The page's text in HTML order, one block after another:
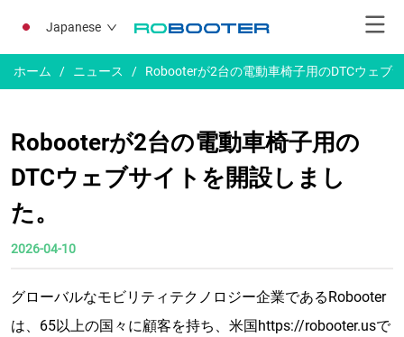
Japanese
ホーム / ニュース / Robooterが2台の電動車椅子用のDTCウェブ
Robooterが2台の電動車椅子用の
DTCウェブサイトを開設しまし
た。
2026-04-10
グローバルなモビリティテクノロジー企業であるRobooter
は、65以上の国々に顧客を持ち、米国https://robooter.usで